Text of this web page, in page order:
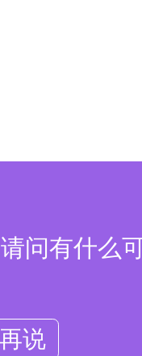
问有什么
说